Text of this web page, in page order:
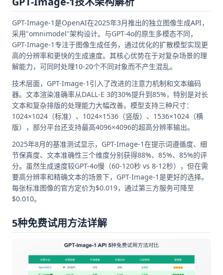
GPT-Image-1是OpenAI在2025年3月推出的独立图像生成API，
采用"omnimodel"架构设计。与GPT-4o的原生多模态不同，
GPT-Image-1专注于图像生成任务，通过优化的扩散模型实现更
高的分辨率和更快的生成速度。其核心优势在于对复杂场景的理
解能力，可同时处理10-20个不同对象而不产生混乱。
技术层面，GPT-Image-1引入了改进的注意力机制和文本编码
器。文本渲染准确率从DALL-E 3的30%提升到85%，特别是对长
文本和复杂排版的处理能力大幅改善。模型支持三种尺寸：
1024×1024（标准）、1024×1536（竖版）、1536×1024（横
版），部分平台还支持最高4096×4096的超高分辨率输出。
2025年8月的基准测试显示，GPT-Image-1在提示词遵循度、细
节保真度、文本准确性三个维度分别获得88%、85%、85%的评
分。虽然生成速度较GPT-4o慢（60-120秒 vs 8-12秒），但在需
要高分辨率和精确文本的场景下，GPT-Image-1是更好的选择。
每张标准图像的官方定价为$0.019，通过第三方服务可降至
$0.010。
5种免费试用方法详解